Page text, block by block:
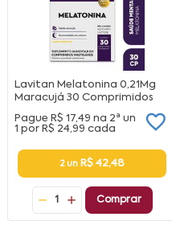
Lavitan Melatonina 0,21Mg
Maracujá 30 Comprimidos
Pague R$ 17,49 na 2ª un
1 por R$ 24,99 cada
2 un R$ 42,48
1 Comprar